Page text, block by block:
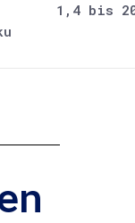
1,4 bis 20